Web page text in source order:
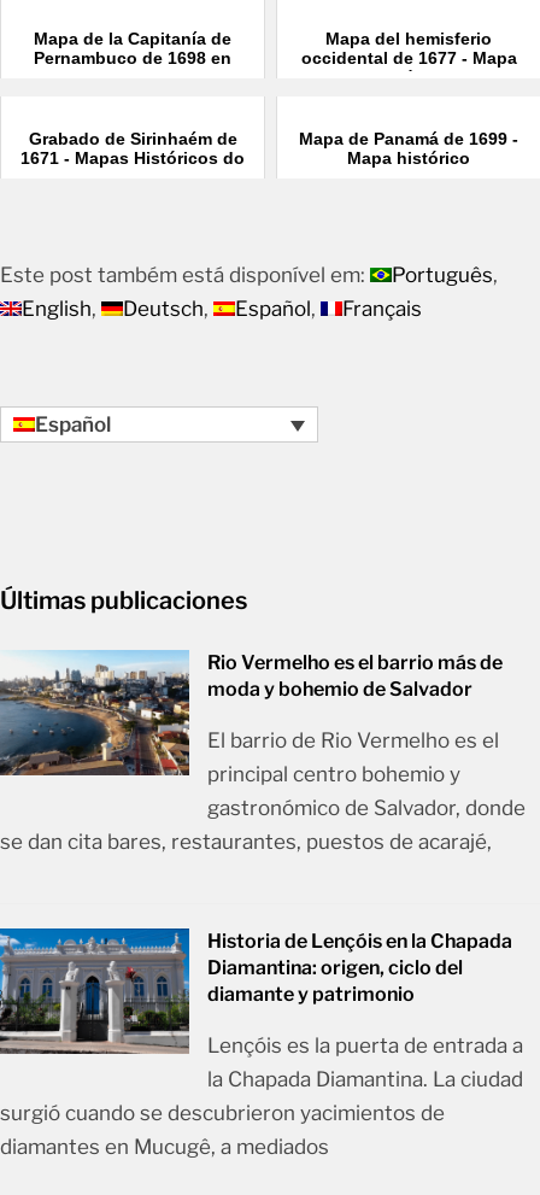
Mapa de la Capitanía de
Pernambuco de 1698 en
Mapa del hemisferio
occidental de 1677 - Mapa
histórico
Grabado de Sirinhaém de
1671 - Mapas Históricos do
Mapa de Panamá de 1699 -
Mapa histórico
Este post também está disponível em:
Português
English
Deutsch Español Français
Español
Últimas publicaciones
Rio Vermelho es el barrio más de
moda y bohemio de Salvador
El barrio de Rio Vermelho es el
principal centro bohemio y
gastronómico de Salvador, donde
se dan cita bares, restaurantes, puestos de acarajé,
Historia de Lençóis en la Chapada
Diamantina: origen, ciclo del
diamante y patrimonio
Lençóis es la puerta de entrada a
la Chapada Diamantina. La ciudad
surgió cuando se descubrieron yacimientos de
diamantes en Mucugê, a mediados